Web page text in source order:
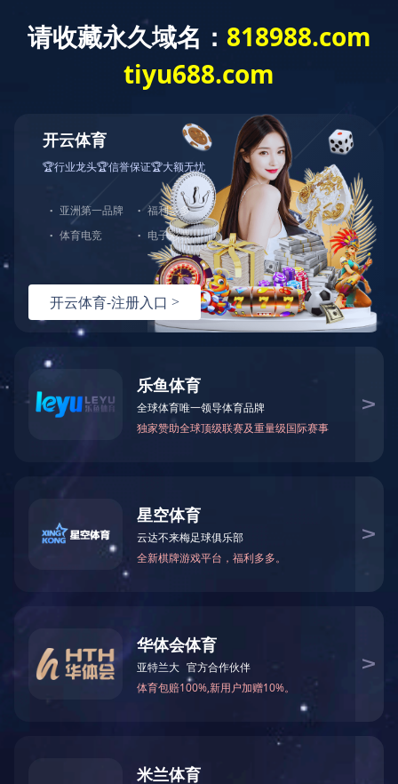
当前位置：首页 > 正文
来源：乐鱼(中国)一站式服务